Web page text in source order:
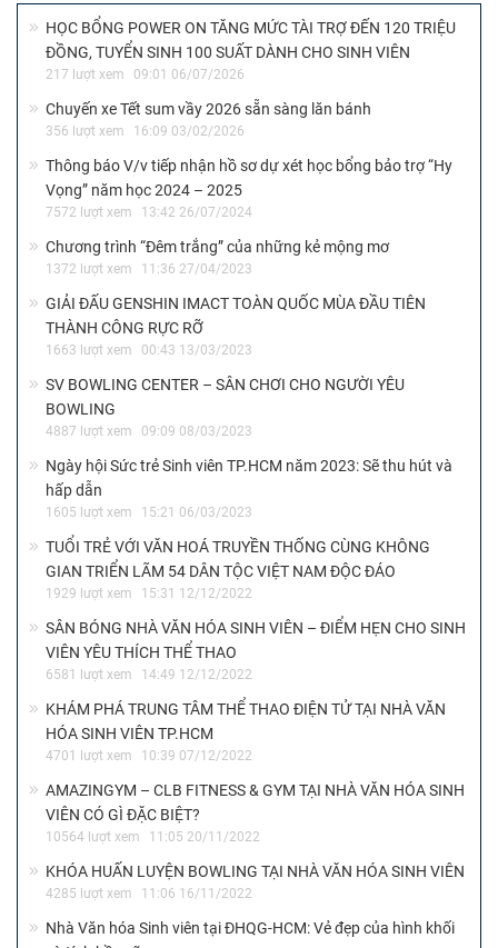
HỌC BỔNG POWER ON TĂNG MỨC TÀI TRỢ ĐẾN 120 TRIỆU
ĐỒNG, TUYỂN SINH 100 SUẤT DÀNH CHO SINH VIÊN
217 lượt xem 09:01 06/07/2026
Chuyến xe Tết sum vầy 2026 sẵn sàng lăn bánh
356 lượt xem 16:09 03/02/2026
Thông báo V/v tiếp nhận hồ sơ dự xét học bổng bảo trợ “Hy
Vọng” năm học 2024 – 2025
7572 lượt xem 13:42 26/07/2024
Chương trình “Đêm trắng” của những kẻ mộng mơ
1372 lượt xem 11:36 27/04/2023
GIẢI ĐẤU GENSHIN IMACT TOÀN QUỐC MÙA ĐẦU TIÊN
THÀNH CÔNG RỰC RỠ
1663 lượt xem 00:43 13/03/2023
SV BOWLING CENTER – SÂN CHƠI CHO NGƯỜI YÊU
BOWLING
4887 lượt xem 09:09 08/03/2023
Ngày hội Sức trẻ Sinh viên TP.HCM năm 2023: Sẽ thu hút và
hấp dẫn
1605 lượt xem 15:21 06/03/2023
TUỔI TRẺ VỚI VĂN HOÁ TRUYỀN THỐNG CÙNG KHÔNG
GIAN TRIỂN LÃM 54 DÂN TỘC VIỆT NAM ĐỘC ĐÁO
1929 lượt xem 15:31 12/12/2022
SÂN BÓNG NHÀ VĂN HÓA SINH VIÊN – ĐIỂM HẸN CHO SINH
VIÊN YÊU THÍCH THỂ THAO
6581 lượt xem 14:49 12/12/2022
KHÁM PHÁ TRUNG TÂM THỂ THAO ĐIỆN TỬ TẠI NHÀ VĂN
HÓA SINH VIÊN TP.HCM
4701 lượt xem 10:39 07/12/2022
AMAZINGYM – CLB FITNESS & GYM TẠI NHÀ VĂN HÓA SINH
VIÊN CÓ GÌ ĐẶC BIỆT?
10564 lượt xem 11:05 20/11/2022
KHÓA HUẤN LUYỆN BOWLING TẠI NHÀ VĂN HÓA SINH VIÊN
4285 lượt xem 11:06 16/11/2022
Nhà Văn hóa Sinh viên tại ĐHQG-HCM: Vẻ đẹp của hình khối